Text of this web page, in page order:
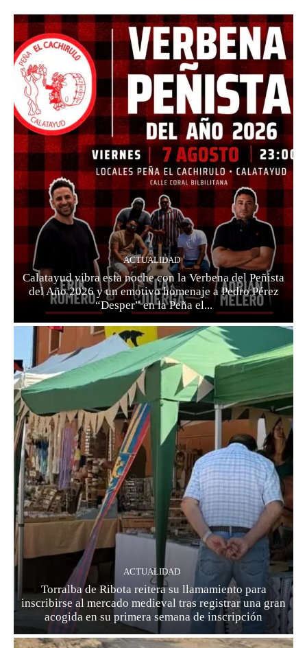
ACTUALIDAD
Calatayud vibra esta noche con la Verbena del Peñista
del Año 2026 y un emotivo homenaje a Pedro Pérez
“Desper” en la Peña el...
ACTUALIDAD
Torralba de Ribota reitera su llamamiento para
inscribirse al mercado medieval tras registrar una gran
acogida en su primera semana de inscripción